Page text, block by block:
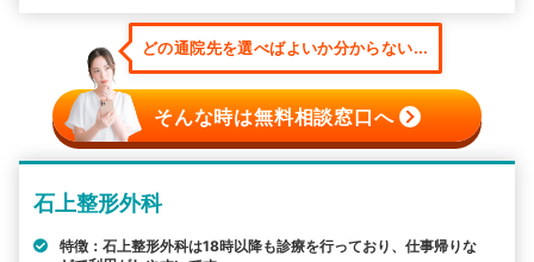
どの通院先を選べばよいか分からない...
そんな時は無料相談窓口へ
石上整形外科
特徴：石上整形外科は18時以降も診療を行っており、仕事帰りな